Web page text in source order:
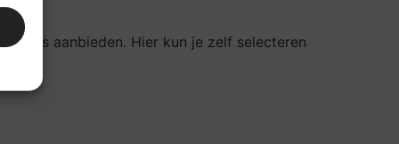
links aanbieden. Hier kun je zelf selecteren